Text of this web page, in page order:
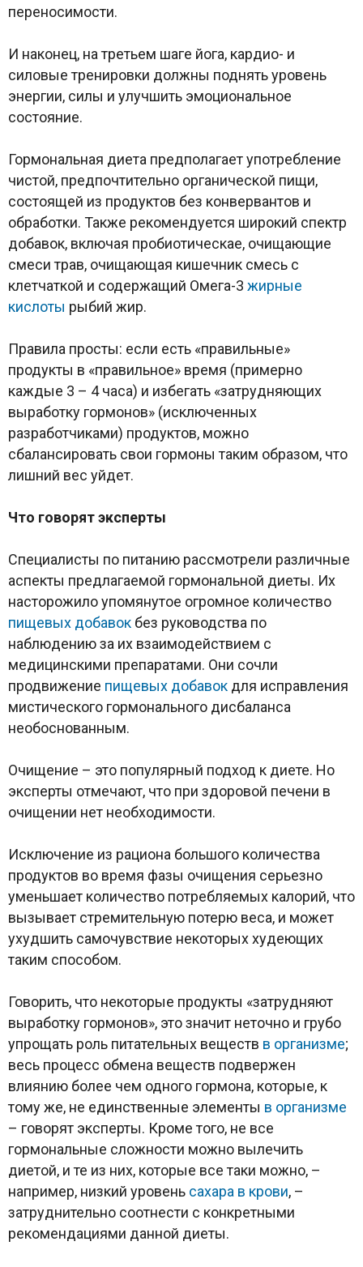
переносимости.
И наконец, на третьем шаге йога, кардио- и
силовые тренировки должны поднять уровень
энергии, силы и улучшить эмоциональное
состояние.
Гормональная диета предполагает употребление
чистой, предпочтительно органической пищи,
состоящей из продуктов без конвервантов и
обработки. Также рекомендуется широкий спектр
добавок, включая пробиотическае, очищающие
смеси трав, очищающая кишечник смесь с
клетчаткой и содержащий Омега-3 жирные
кислоты рыбий жир.
Правила просты: если есть «правильные»
продукты в «правильное» время (примерно
каждые 3 – 4 часа) и избегать «затрудняющих
выработку гормонов» (исключенных
разработчиками) продуктов, можно
сбалансировать свои гормоны таким образом, что
лишний вес уйдет.
Что говорят эксперты
Специалисты по питанию рассмотрели различные
аспекты предлагаемой гормональной диеты. Их
насторожило упомянутое огромное количество
пищевых добавок без руководства по
наблюдению за их взаимодействием с
медицинскими препаратами. Они сочли
продвижение пищевых добавок для исправления
мистического гормонального дисбаланса
необоснованным.
Очищение – это популярный подход к диете. Но
эксперты отмечают, что при здоровой печени в
очищении нет необходимости.
Исключение из рациона большого количества
продуктов во время фазы очищения серьезно
уменьшает количество потребляемых калорий, что
вызывает стремительную потерю веса, и может
ухудшить самочувствие некоторых худеющих
таким способом.
Говорить, что некоторые продукты «затрудняют
выработку гормонов», это значит неточно и грубо
упрощать роль питательных веществ в организме;
весь процесс обмена веществ подвержен
влиянию более чем одного гормона, которые, к
тому же, не единственные элементы в организме
– говорят эксперты. Кроме того, не все
гормональные сложности можно вылечить
диетой, и те из них, которые все таки можно, –
например, низкий уровень сахара в крови, –
затруднительно соотнести с конкретными
рекомендациями данной диеты.